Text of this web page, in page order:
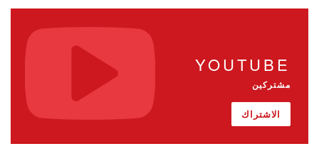
YOUTUBE
مشتركين
الاشتراك